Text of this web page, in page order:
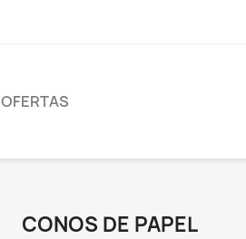
OFERTAS
CONOS DE PAPEL